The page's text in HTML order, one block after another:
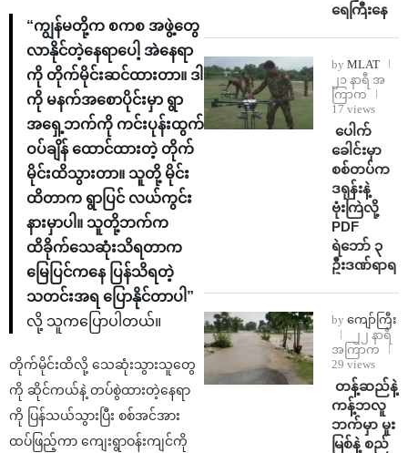
“ကျွန်မတို့က စကစ အဖွဲ့တွေ
လာနိုင်တဲ့နေရာပေါ့ အဲနေရာ
ကို တိုက်မိုင်းဆင်ထားတာ။ ဒါ
ကို မနက်အစောပိုင်းမှာ ရွာ
အရှေ့ဘက်ကို ကင်းပုန်းထွက်
ဝပ်ချိန် ထောင်ထားတဲ့ တိုက်
မိုင်းထိသွားတာ။ သူတို့ မိုင်း
ထိတာက ရွာပြင် လယ်ကွင်း
နားမှာပါ။ သူတို့ဘက်က
ထိခိုက်သေဆုံးသိရတာက
မြေပြင်ကနေ ပြန်သိရတဲ့
သတင်းအရ ပြောနိုင်တာပါ”
လို့ သူကပြောပါတယ်။
တိုက်မိုင်းထိလို့ သေဆုံးသွားသူတွေ
ကို ဆိုင်ကယ်နဲ့ တပ်စွဲထားတဲ့နေရာ
ကို ပြန်သယ်သွားပြီး စစ်အင်အား
ထပ်ဖြည့်ကာ ကျေးရွာဝန်းကျင်ကို
ရေကြီးနေ
by MLAT
၂၁ နာရီ အ
ကြာက
17 views
⁩ ⁨ပေါက်
ခေါင်းမှာ
စစ်တပ်က
ဒရုန်းနဲ့
ဗုံးကြဲလို့
PDF
ရဲဘော် ၃
ဦးဒဏ်ရာရ
by ကျော်ကြီး
၂၂ နာရီ
အကြာက
29 views
⁩ ⁨တန့်ဆည်နဲ့
ကန့်ဘလူ
ဘက်မှာ မူး
မြစ်နဲ့ စည်